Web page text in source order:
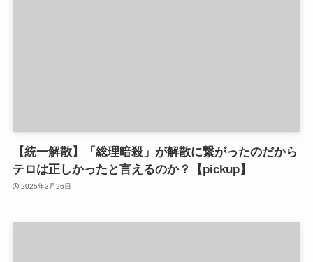
【統一解散】「総理暗殺」が解散に繋がったのだから
テロは正しかったと言えるのか？【pickup】
2025年3月26日